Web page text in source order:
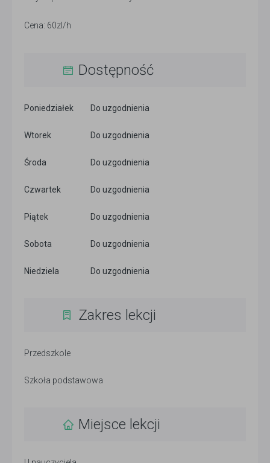
Cena: 60zl/h
Dostępność
Poniedziałek Do uzgodnienia
Wtorek Do uzgodnienia
Środa Do uzgodnienia
Czwartek Do uzgodnienia
Piątek Do uzgodnienia
Sobota Do uzgodnienia
Niedziela Do uzgodnienia
Zakres lekcji
Przedszkole
Szkoła podstawowa
Miejsce lekcji